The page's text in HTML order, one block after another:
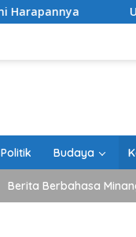
Upaya Capai Target
Politik Budaya
Berita Berbahasa